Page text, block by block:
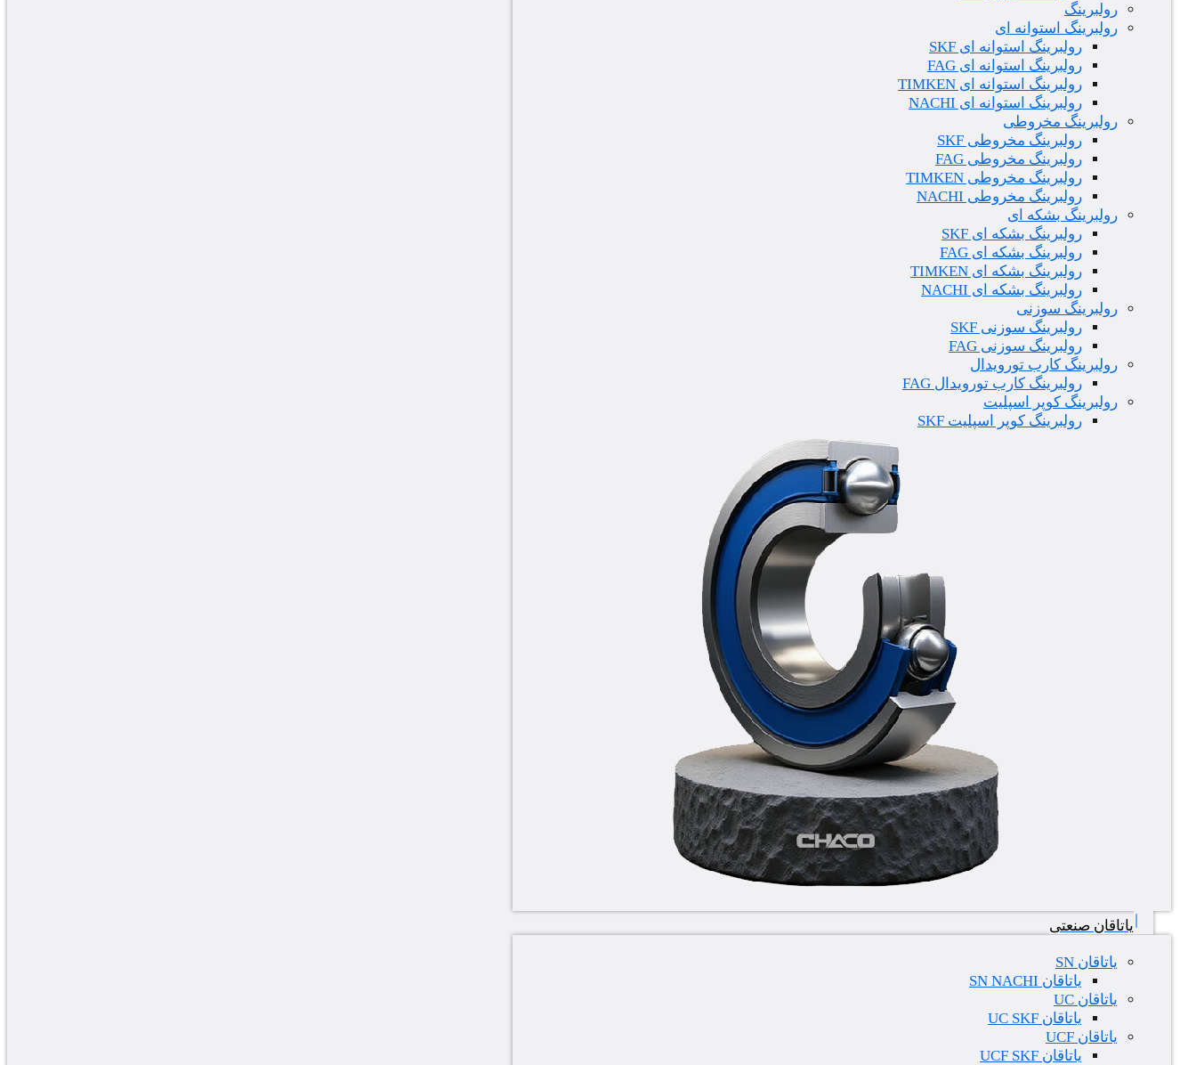
رولبرینگ
رولبرینگ استوانه ای
رولبرینگ استوانه ای SKF
رولبرینگ استوانه ای FAG
رولبرینگ استوانه ای TIMKEN
رولبرینگ استوانه ای NACHI
رولبرینگ مخروطی
رولبرینگ مخروطی SKF
رولبرینگ مخروطی FAG
رولبرینگ مخروطی TIMKEN
رولبرینگ مخروطی NACHI
رولبرینگ بشکه ای
رولبرینگ بشکه ای SKF
رولبرینگ بشکه ای FAG
رولبرینگ بشکه ای TIMKEN
رولبرینگ بشکه ای NACHI
رولبرینگ سوزنی
رولبرینگ سوزنی SKF
رولبرینگ سوزنی FAG
رولبرینگ کارب تورویدال
رولبرینگ کارب تورویدال FAG
رولبرینگ کوپر اسپلیت
رولبرینگ کوپر اسپلیت SKF
یاتاقان صنعتی
یاتاقان SN
یاتاقان SN NACHI
یاتاقان UC
یاتاقان UC SKF
یاتاقان UCF
یاتاقان UCF SKF